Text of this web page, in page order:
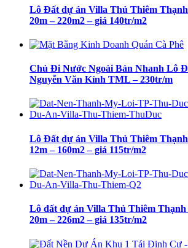
Lô Đất dự án Villa Thủ Thiêm
20m – 220m2 – giá 140tr/m2
Chủ Đi Nước Ngoài Bán Nhanh Lô
Nguyễn Văn Kỉnh TML – 230tr/m
Lô Đất dự án Villa Thủ Thiêm
12m – 160m2 – giá 115tr/m2
Lô đất dự án Villa Thủ Thiêm
20m – 226m2 – giá 135tr/m2